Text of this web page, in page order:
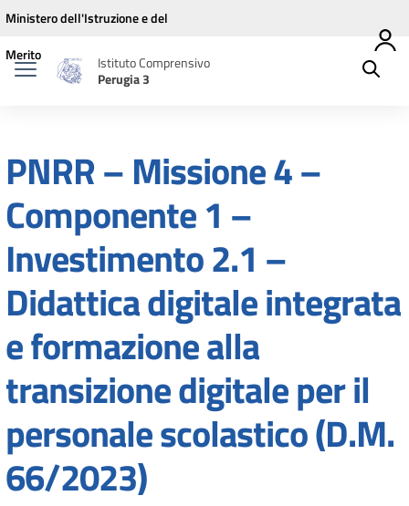
Vai ai contenuti
Vai al menu di navigazione
Vai al footer
Ministero dell'Istruzione e del
Merito
Istituto Comprensivo
Perugia 3
PNRR – Missione 4 –
Componente 1 –
Investimento 2.1 –
Didattica digitale integrata
e formazione alla
transizione digitale per il
personale scolastico (D.M.
66/2023)